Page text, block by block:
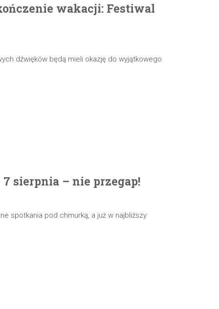
wakacji: Festiwal
dźwięków będą mieli okazję do wyjątkowego
sierpnia – nie przegap!
spotkania pod chmurką, a już w najbliższy